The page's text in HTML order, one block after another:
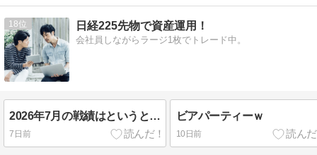
18 日経225先物で資産運用！
会社員しながらラージ1枚でトレード中。
2026年7月の戦績はというと…
7日前
ビアパーティーｗ
10日前